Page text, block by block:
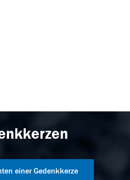
einer Gedenkkerze